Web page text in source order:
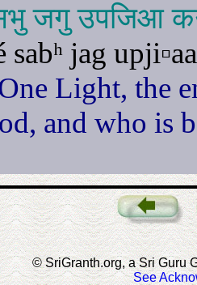
जगु उपजिआ
jag
Light, the
and who is
© SriGranth.org, a Sri Guru
See